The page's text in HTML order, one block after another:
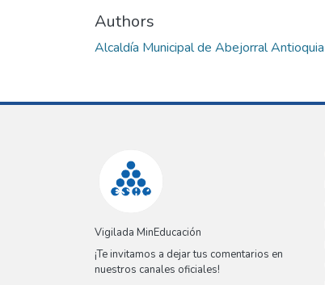
Authors
Alcaldía Municipal de Abejorral Antioquia
Vigilada MinEducación
¡Te invitamos a dejar tus comentarios en
nuestros canales oficiales!